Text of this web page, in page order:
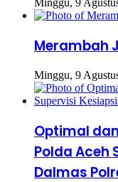
Minggu, 9
Merambah
Minggu, 9
Optimal
Polda Aceh